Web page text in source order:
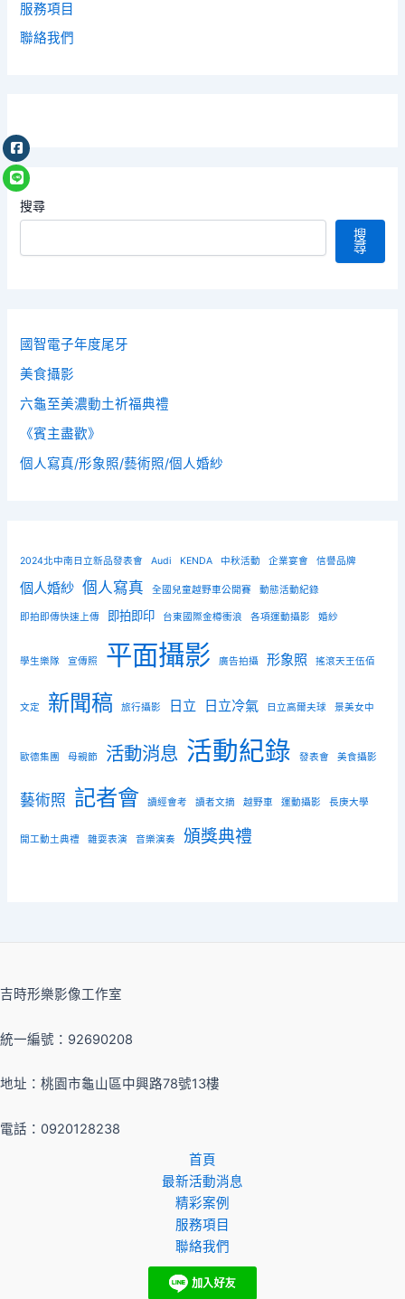
服務項目
聯絡我們
搜尋
搜
尋
國智電子年度尾牙
美食攝影
六龜至美濃動土祈福典禮
《賓主盡歡》
個人寫真/形象照/藝術照/個人婚紗
2024北中南日立新品發表會 Audi KENDA 中秋活動 企業宴會 信譽品牌
個人婚紗 個人寫真 全國兒童越野車公開賽 動態活動紀錄
即拍即傳快速上傳 即拍即印 台東國際金樽衝浪 各項運動攝影 婚紗
學生樂隊 宣傳照 平面攝影 廣告拍攝 形象照 搖滾天王伍佰
文定 新聞稿 旅行攝影 日立 日立冷氣 日立高爾夫球 景美女中
歐德集團 母親節 活動消息 活動紀錄 發表會 美食攝影
藝術照 記者會 讀經會考 讀者文摘 越野車 運動攝影 長庚大學
開工動土典禮 雜耍表演 音樂演奏 頒獎典禮
吉時形樂影像工作室
統一編號：92690208
地址：桃園市龜山區中興路78號13樓
電話：0920128238
首頁
最新活動消息
精彩案例
服務項目
聯絡我們